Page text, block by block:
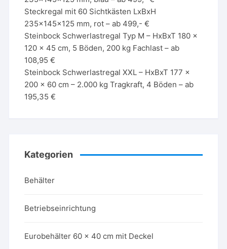
Steckregal mit 60 Sichtkästen LxBxH
235x145x125 mm, rot – ab 499,- €
Steinbock Schwerlastregal Typ M – HxBxT 180 x
120 x 45 cm, 5 Böden, 200 kg Fachlast – ab
108,95 €
Steinbock Schwerlastregal XXL – HxBxT 177 x
200 x 60 cm – 2.000 kg Tragkraft, 4 Böden – ab
195,35 €
Kategorien
Behälter
Betriebseinrichtung
Eurobehälter 60 x 40 cm mit Deckel